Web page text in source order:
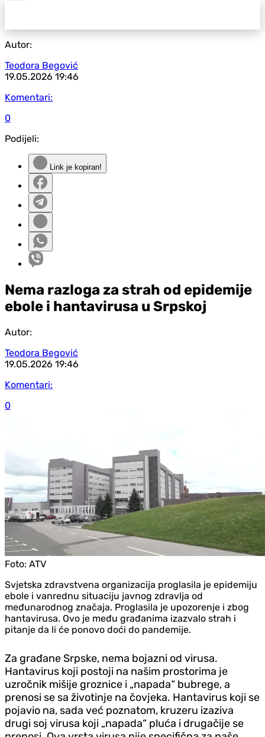
Autor:
Teodora Begović
19.05.2026 19:46
Komentari:
0
Podijeli:
Link je kopiran!
Nema razloga za strah od epidemije
ebole i hantavirusa u Srpskoj
Autor:
Teodora Begović
19.05.2026 19:46
Komentari:
0
Foto: ATV
Svjetska zdravstvena organizacija proglasila je epidemiju
ebole i vanrednu situaciju javnog zdravlja od
međunarodnog značaja. Proglasila je upozorenje i zbog
hantavirusa. Ovo je među građanima izazvalo strah i
pitanje da li će ponovo doći do pandemije.
Za građane Srpske, nema bojazni od virusa.
Hantavirus koji postoji na našim prostorima je
uzročnik mišije groznice i „napada“ bubrege, a
prenosi se sa životinje na čovjeka. Hantavirus koji se
pojavio na, sada već poznatom, kruzeru izaziva
drugi soj virusa koji „napada“ pluća i drugačije se